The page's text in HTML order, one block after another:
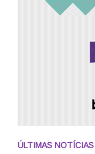
ÚLTIMAS NOTÍCIAS